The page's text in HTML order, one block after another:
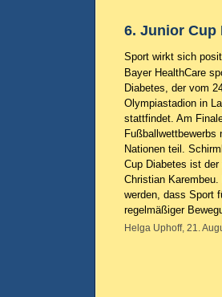
6. Junior Cup
Sport wirkt sich
Bayer HealthCare
Diabetes, der vom
Olympiastadion in
stattfindet. Am
Fußballwettbewerbs
Nationen teil.
Cup Diabetes ist
Christian
werden, dass Sport
regelmäßiger
Helga Uphoff, 21.